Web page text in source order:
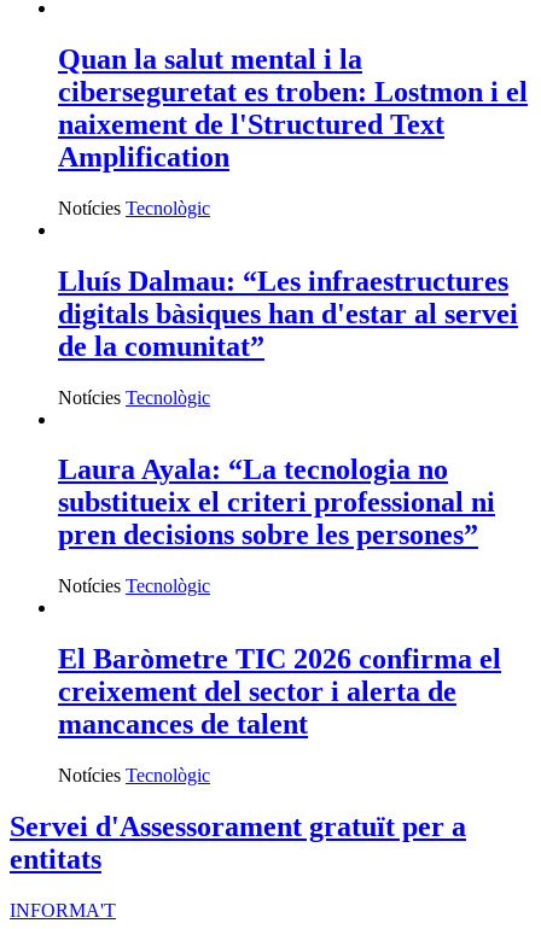
Quan la salut mental i la
ciberseguretat es troben: Lostmon i el
naixement de l'Structured Text
Amplification
Notícies Tecnològic
Lluís Dalmau: “Les infraestructures
digitals bàsiques han d'estar al servei
de la comunitat”
Notícies Tecnològic
Laura Ayala: “La tecnologia no
substitueix el criteri professional ni
pren decisions sobre les persones”
Notícies Tecnològic
El Baròmetre TIC 2026 confirma el
creixement del sector i alerta de
mancances de talent
Notícies Tecnològic
Servei d'Assessorament gratuït per a
entitats
INFORMA'T